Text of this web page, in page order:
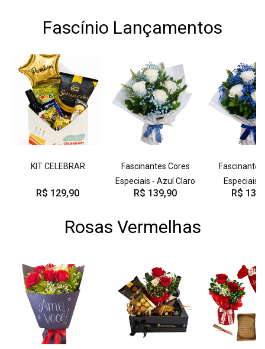
Fascínio Lançamentos
KIT CELEBRAR
R$ 129,90
Fascinantes Cores
Especiais - Azul Claro
R$ 139,90
Especiais
R$
Rosas Vermelhas